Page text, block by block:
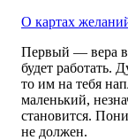
О картах
Первый — вера в
будет работать.
то им на тебя
маленький,
становится.
не должен.